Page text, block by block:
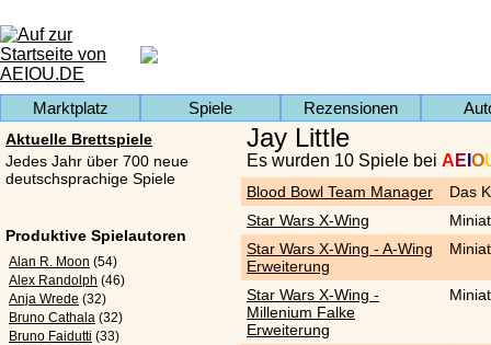
Marktplatz Spiele Rezensionen
Aktuelle Brettspiele
Jedes Jahr über 700 neue
deutschsprachige Spiele
Produktive Spielautoren
Alan R. Moon (54)
Alex Randolph (46)
Anja Wrede (32)
Bruno Cathala (32)
Bruno Faidutti (33)
Jay Little
Es wurden 10 Spiele bei A E O
Blood Bowl Team Manager
Das
Star Wars X-Wing
Star Wars X-Wing - A-Wing
Erweiterung
Star Wars X-Wing -
Millenium Falke
Erweiterung